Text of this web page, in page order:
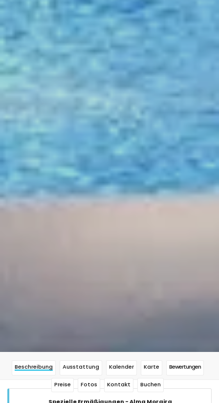
Beschreibung Ausstattung Kalender Karte Bewertungen
Preise Fotos Kontakt Buchen
Spezielle Ermäßigungen - Alma Moraira